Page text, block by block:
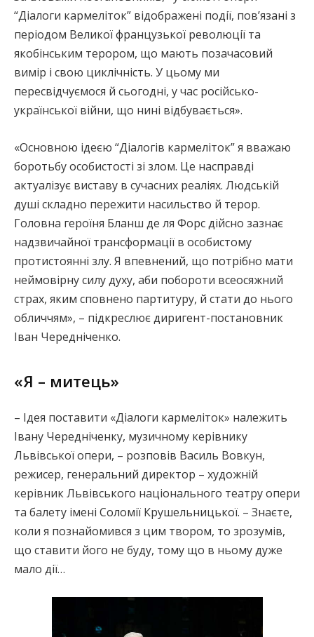
“Діалоги кармеліток” відображені події, повʼязані з
періодом Великої французької революції та
якобінським терором, що мають позачасовий
вимір і свою циклічність. У цьому ми
пересвідчуємося й сьогодні, у час російсько-
української війни, що нині відбувається».
«Основною ідеєю “Діалогів кармеліток” я вважаю
боротьбу особистості зі злом. Це насправді
актуалізує виставу в сучасних реаліях. Людській
душі складно пережити насильство й терор.
Головна героїня Бланш де ля Форс дійсно зазнає
надзвичайної трансформації в особистому
протистоянні злу. Я впевнений, що потрібно мати
неймовірну силу духу, аби побороти всеосяжний
страх, яким сповнено партитуру, й стати до нього
обличчям», – підкреслює диригент-постановник
Іван Чередніченко.
«Я – митець»
– Ідея поставити «Діалоги кармеліток» належить
Івану Чередніченку, музичному керівнику
Львівської опери, – розповів Василь Вовкун,
режисер, генеральний директор – художній
керівник Львівського національного театру опери
та балету імені Соломії Крушельницької. – Знаєте,
коли я познайомився з цим твором, то зрозумів,
що ставити його не буду, тому що в ньому дуже
мало дії…